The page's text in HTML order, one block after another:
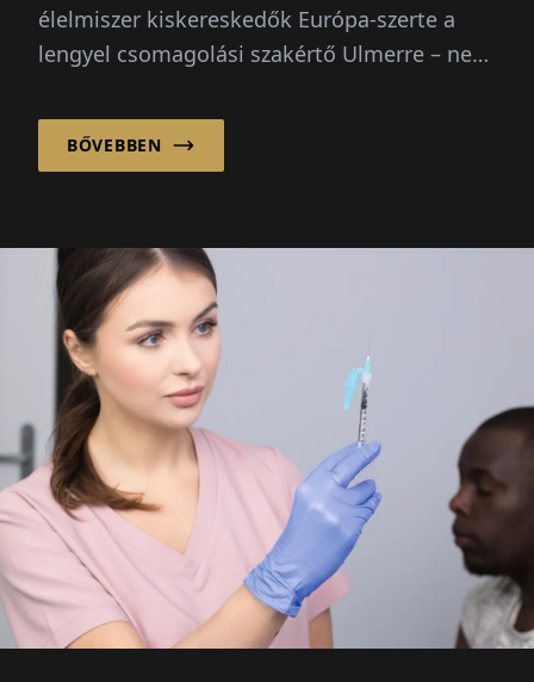
élelmiszer kiskereskedők Európa-szerte a
lengyel csomagolási szakértő Ulmerre – nem
gyümölcs miatt...
BŐVEBBEN